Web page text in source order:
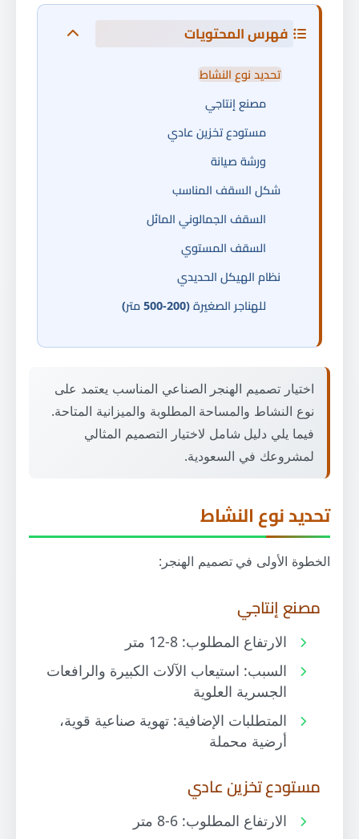
فهرس المحتويات
تحديد نوع النشاط
مصنع إنتاجي
مستودع تخزين عادي
ورشة صيانة
شكل السقف المناسب
السقف الجمالوني المائل
السقف المستوي
نظام الهيكل الحديدي
للهناجر الصغيرة (200-500 متر)
أبواب رول أب كهربائية
أبواب سكشنال معزولة
أبواب انزلاقية جانبية
التهوية الطبيعية
النوافذ الشفافة
الشفاطات الصناعية
ساندوتش بانل 10 سم بولي يوريثان
ساندوتش بانل 5 سم بولي ستايرين
الأرضية الصناعية القوية
التخطيط للتوسع المستقبلي
اختيار تصميم الهنجر الصناعي المناسب يعتمد على
نوع النشاط والمساحة المطلوبة والميزانية المتاحة.
فيما يلي دليل شامل لاختيار التصميم المثالي
لمشروعك في السعودية.
تحديد نوع النشاط
الخطوة الأولى في تصميم الهنجر:
مصنع إنتاجي
الارتفاع المطلوب: 8-12 متر
السبب: استيعاب الآلات الكبيرة والرافعات
الجسرية العلوية
المتطلبات الإضافية: تهوية صناعية قوية،
أرضية محملة
مستودع تخزين عادي
الارتفاع المطلوب: 6-8 متر